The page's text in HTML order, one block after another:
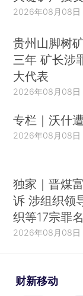
2026年08月08日
贵州山脚树
三年 矿长涉
大代表
2026年08月08日
专栏｜沃什
2026年08月08日
独家｜晋煤
诉 涉组织领
织等17宗罪名
2026年08月08日
财新移动